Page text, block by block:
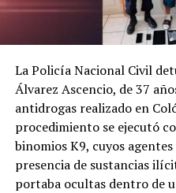
Los socorristas hallaron el
no fue necesario su
Las autoridades continúan
exactas del siniestro. Este
accidente mortal de
Chalatenango.
La Policía Nacional Civil
Álvarez Ascencio, de 37
antidrogas realizado en
procedimiento se ejecutó
binomios K9, cuyos
presencia de sustancias
portaba ocultas dentro de